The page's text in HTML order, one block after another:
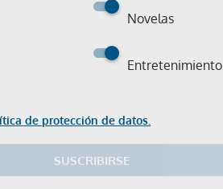
Novelas
Entretenimiento
de protección de datos.
SUSCRIBIRSE